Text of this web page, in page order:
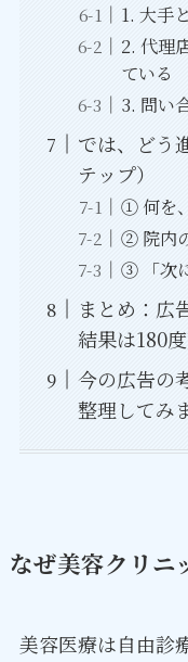
1. 大手
2. 代理
ている
3. 問い
では、どう
テップ）
① 何を
② 院内
③ 「次
まとめ：広
結果は180
今の広告の
整理してみ
なぜ美容クリニ
美容医療は自由診